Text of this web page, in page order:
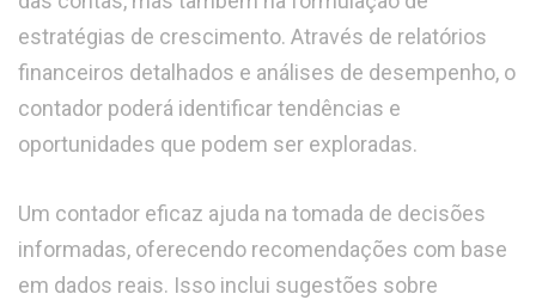
estratégias de crescimento. Através de relatórios
financeiros detalhados e análises de desempenho, o
contador poderá identificar tendências e
oportunidades que podem ser exploradas.
Um contador eficaz ajuda na tomada de decisões
informadas, oferecendo recomendações com base
em dados reais. Isso inclui sugestões sobre